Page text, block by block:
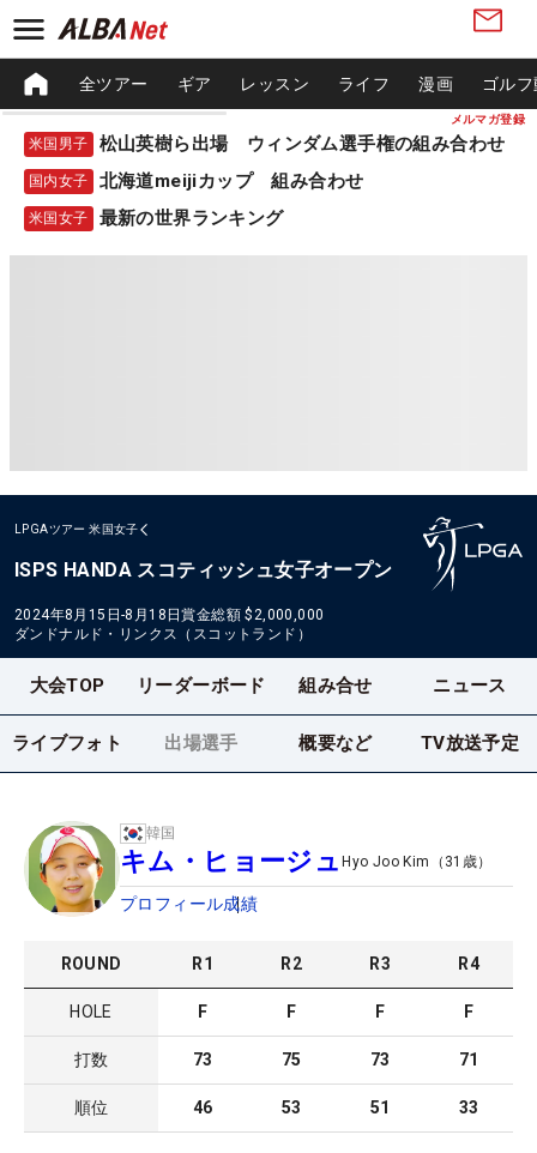
メルマガ登録
全ツアー ギア レッスン ライフ 漫画 ゴル
米国男子 松山英樹ら出場 ウィンダム選手権の組み合わせ
国内女子 北海道meijiカップ 組み合わせ
米国女子 最新の世界ランキング
LPGAツアー 米国女子
ISPS HANDA スコティッシュ女子オープン
2024年8月15日-8月18日賞金総額 $2,000,000
ダンドナルド・リンクス（スコットランド）
大会TOP リーダーボード 組み合せ ニュース
ライブフォト 出場選手 概要など TV放送予定
韓国
キム・ヒョージュHyo Joo Kim （ 31 歳）
プロフィール成績
ROUND R1 R2 R3 R4
HOLE F F F F
打数 73 75 73 71
順位 46 53 51 33